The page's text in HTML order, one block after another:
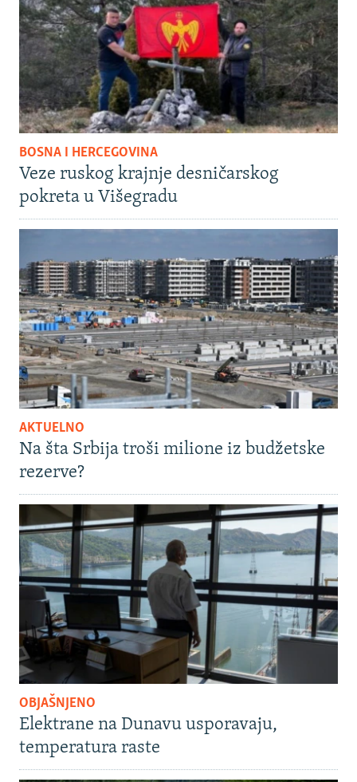
BOSNA I HERCEGOVINA
Veze ruskog krajnje desničarskog
pokreta u Višegradu
AKTUELNO
Na šta Srbija troši milione iz budžetske
rezerve?
OBJAŠNJENO
Elektrane na Dunavu usporavaju,
temperatura raste